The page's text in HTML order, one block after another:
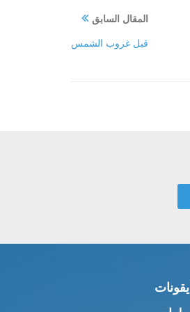
المقال السابق
قبل غروب الشمس
أيقونات